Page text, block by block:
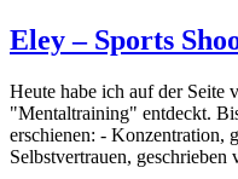
Eley – Sports
Heute habe ich auf der Seite
"Mentaltraining" entdeckt.
erschienen: - Konzentration,
Selbstvertrauen,